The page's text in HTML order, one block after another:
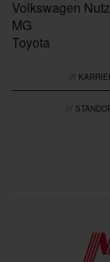
Volkswagen
MG
Toyota
///
///